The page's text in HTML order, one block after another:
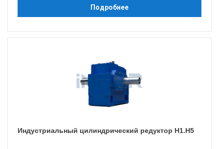
Подробнее
Индустриальный цилиндрический редуктор H1.H5